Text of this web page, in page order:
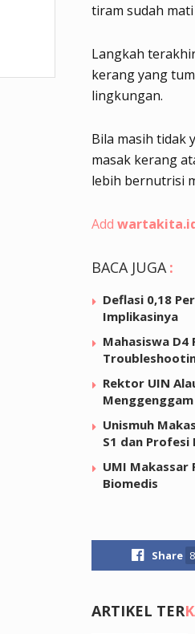
tiram sudah
Langkah
kerang yang
lingkungan.
Bila masih tidak
masak kerang
lebih bernutrisi
Add
BACA JUGA :
Deflasi 0,18
Implikasinya
Mahasiswa
Rektor UIN
Unismuh
S1 dan Profesi
UMI
Biomedis
Share 8
ARTIKEL TER